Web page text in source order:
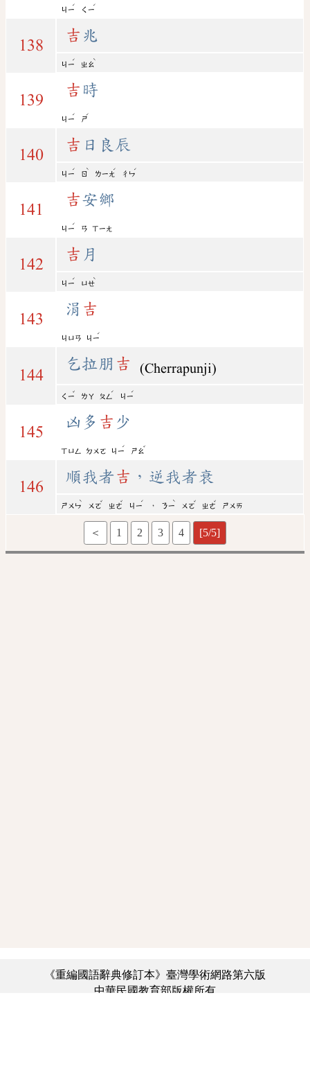
ㄐㄧ
ˊ
ㄑㄧ
ˊ
138
吉 兆
ㄐㄧ
ˊ
ㄓㄠ
ˋ
139
吉 時
ㄐㄧ
ˊ
ㄕ
ˊ
140
吉 日良辰
ㄐㄧ
ˊ
ㄖ
ˋ
ㄌㄧㄤ
ˊ
ㄔㄣ
ˊ
141
吉安鄉
ㄐㄧ
ˊ
ㄢ ㄒㄧㄤ
142
吉 月
ㄐㄧ
ˊ
ㄩㄝ
ˋ
143
涓 吉
ㄐㄩㄢ ㄐㄧ
ˊ
144
乞拉朋 吉 (Cherrapunji)
ㄑㄧ
ˇ
ㄌㄚ ㄆㄥ
ˊ
ㄐㄧ
ˊ
145
凶多 吉 少
ㄒㄩㄥ ㄉㄨㄛ ㄐㄧ
ˊ
ㄕㄠ
ˇ
146
順我者吉 ，逆我者衰
ㄕㄨㄣ
ˋ
ㄨㄛ
ˇ
ㄓㄜ
ˇ
ㄐㄧ
ˊ
， ㄋㄧ
ˋ
ㄨㄛ
ˇ
ㄓㄜ
ˇ
ㄕㄨㄞ
＜ 1 2 3 4 [5/5]
《重編國語辭典修訂本》臺灣學術網路第六版
中華民國教育部版權所有